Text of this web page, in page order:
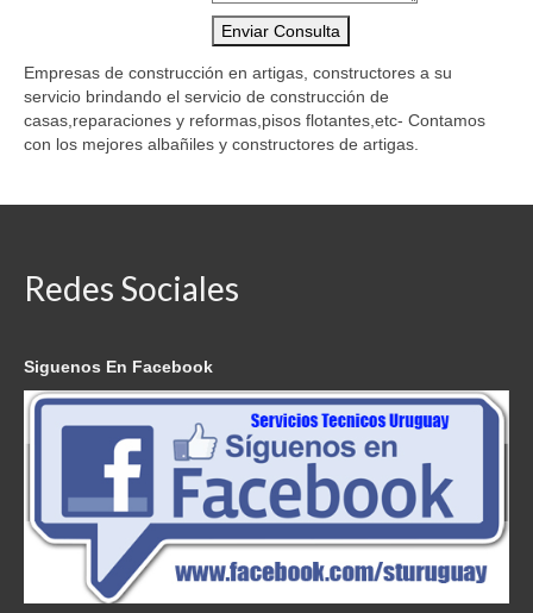
Empresas de construcción en artigas, constructores a su
servicio brindando el servicio de construcción de
casas,reparaciones y reformas,pisos flotantes,etc- Contamos
con los mejores albañiles y constructores de artigas.
Redes Sociales
Siguenos En Facebook